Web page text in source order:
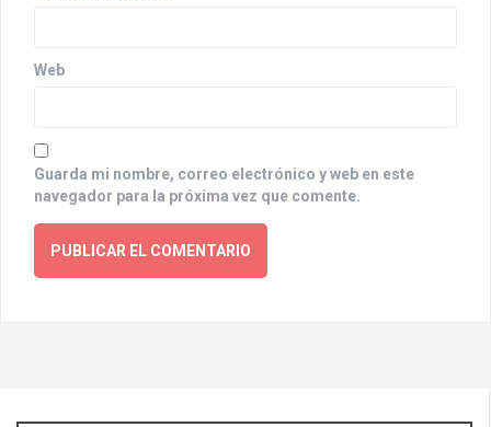
Web
Guarda mi nombre, correo electrónico y web en este
navegador para la próxima vez que comente.